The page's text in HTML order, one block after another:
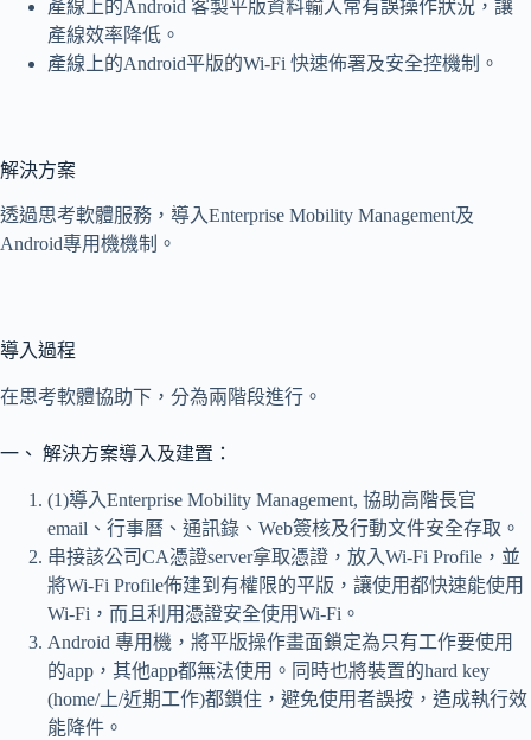
產線上的Android 客製平版資料輸入常有誤操作狀況，讓
產線效率降低。
產線上的Android平版的Wi-Fi 快速佈署及安全控機制。
解決方案
透過思考軟體服務，導入Enterprise Mobility Management及
Android專用機機制。
導入過程
在思考軟體協助下，分為兩階段進行。
一、 解決方案導入及建置：
(1)導入Enterprise Mobility Management, 協助高階長官
email、行事曆、通訊錄、Web簽核及行動文件安全存取。
串接該公司CA憑證server拿取憑證，放入Wi-Fi Profile，並
將Wi-Fi Profile佈建到有權限的平版，讓使用都快速能使用
Wi-Fi，而且利用憑證安全使用Wi-Fi。
Android 專用機，將平版操作畫面鎖定為只有工作要使用
的app，其他app都無法使用。同時也將裝置的hard key
(home/上/近期工作)都鎖住，避免使用者誤按，造成執行效
能降件。